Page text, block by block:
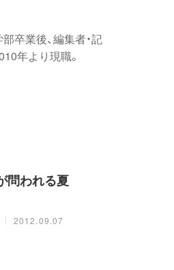
卒業後、編集者・記
年より現職。
問われる夏
2012.09.07